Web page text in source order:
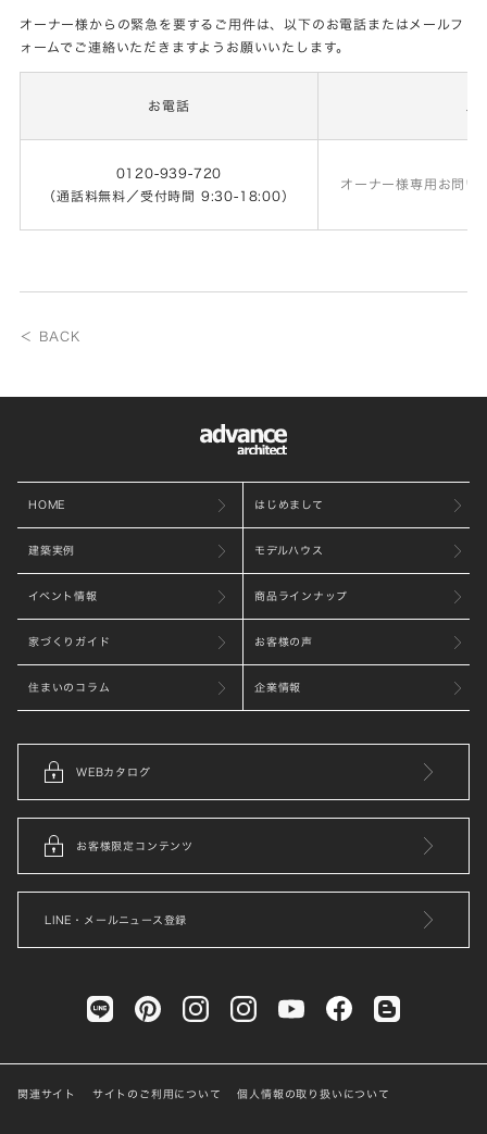
オーナー様からの緊急を要するご用件は、以下のお電話またはメールフ
ォームでご連絡いただきますようお願いいたします。
お電話
0120-939-720
（通話料無料／受付時間 9:30-18:00）
オーナー様専用お問い
＜ BACK
HOME はじめまして
建築実例 モデルハウス
イベント情報 商品ラインナップ
家づくりガイド お客様の声
住まいのコラム 企業情報
WEBカタログ
お客様限定コンテンツ
LINE・メールニュース登録
関連サイト サイトのご利用について 個人情報の取り扱いについて